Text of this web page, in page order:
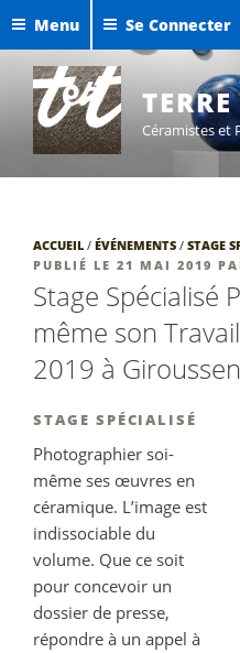
contenu
principal
Céramiques de Maxime Defer
Exposition Sigillées 2025
Céramistes et
Menu Se Connecter
ACCUEIL / ÉVÉNEMENTS / STAGE
PUBLIÉ LE PUBLIÉ
21 MAI 2019
Stage Spécialisé
même son
2019 à
STAGE SPÉCIALISÉ
Photographier soi-
même ses œuvres en
céramique. L’image est
indissociable du
volume. Que ce soit
pour concevoir un
dossier de presse,
répondre à un appel à